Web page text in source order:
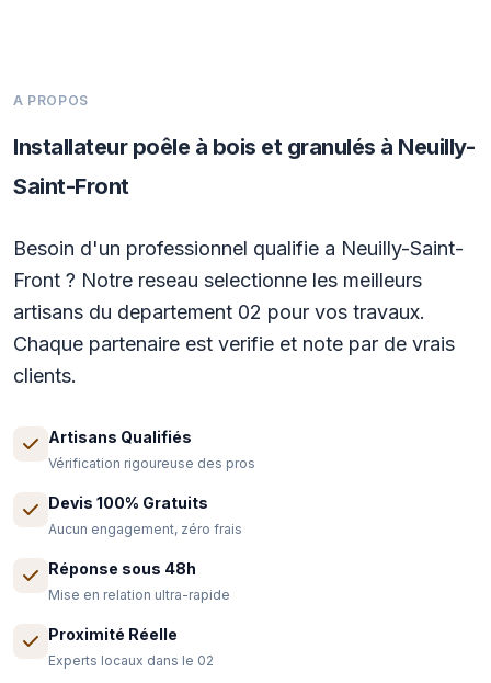
A PROPOS
Installateur poêle à bois et granulés à Neuilly-
Saint-Front
Besoin d'un professionnel qualifie a Neuilly-Saint-
Front ? Notre reseau selectionne les meilleurs
artisans du departement 02 pour vos travaux.
Chaque partenaire est verifie et note par de vrais
clients.
Artisans Qualifiés
Vérification rigoureuse des pros
Devis 100% Gratuits
Aucun engagement, zéro frais
Réponse sous 48h
Mise en relation ultra-rapide
Proximité Réelle
Experts locaux dans le 02